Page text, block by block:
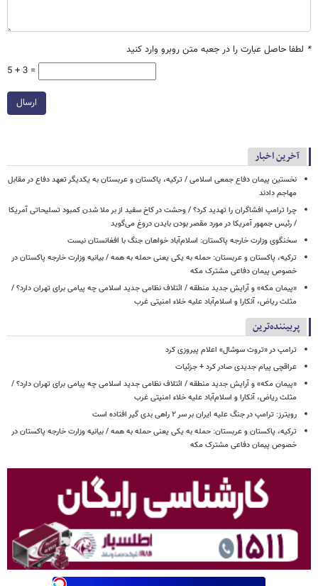
* لطفا حاصل عبارت را در جعبه متن روبرو وارد کنید
5 + 3 =
ارسال
آخرین اخبار
نخستین پیمان دفاع جمعی اسلامی / ترکیه، پاکستان و عربستان به یکدیگر تعهد دفاع در مقابل
مهاجم دادند
چرا ترامپ افشاگران را تهدید کرد؟ / وحشت در کاخ سفید از بر ملا شدن کمبود تسلیحاتی آمریکا
/ رئیس جمهور آمریکا در مورد مقصر بودن بایدن دروغ می‌گوید
سخنگوی وزارت خارجه پاکستان: اسلام‌آباد خواهان جنگ با افغانستان نیست
ترکیه، پاکستان و عربستان: حمله به یکی یعنی حمله به همه / بیانیه وزارت خارجه پاکستان در
خصوص پیمان دفاعی مشترک مکه
«پیمان مکه» و آرایش جدید منطقه / ائتلاف نظامی جدید اسلامی چه پیامی برای تهران دارد؟ /
مثلث ریاض، آنکارا و اسلام‌آباد علیه خلاء امنیتی غرب
پربیننده‌ترین
ترامپ در «تروث سوشال» اعلام پیروزی کرد
عراقچی پیام جدیدی صادر کرد + جزئیات
«پیمان مکه» و آرایش جدید منطقه / ائتلاف نظامی جدید اسلامی چه پیامی برای تهران دارد؟ /
مثلث ریاض، آنکارا و اسلام‌آباد علیه خلاء امنیتی غرب
رویترز: ترامپ در جنگ علیه ایران بر سر ۲ راهی بدی گیر افتاده است
ترکیه، پاکستان و عربستان: حمله به یکی یعنی حمله به همه / بیانیه وزارت خارجه پاکستان در
خصوص پیمان دفاعی مشترک مکه